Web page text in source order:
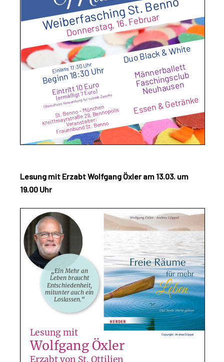
Lesung mit Erzabt Wolfgang Öxler am 13.03. um
19.00 Uhr